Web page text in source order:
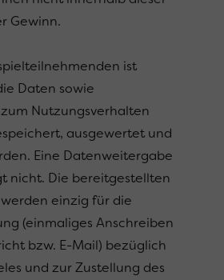
Gewinn.
ist
Daten sowie
Nutzungsverhalten
ausgewertet und
Eine Datenweitergabe
nicht. Die bereitgestellten
einzig für die
(einmaliges Anschreiben
bzw. E-Mail) bezüglich
und zur Zustellung des